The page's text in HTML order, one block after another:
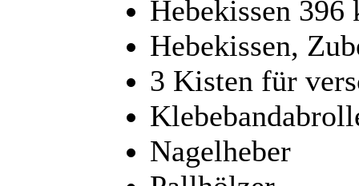
Hebekissen
Hebekissen,
3 Kisten für
Nagelheber